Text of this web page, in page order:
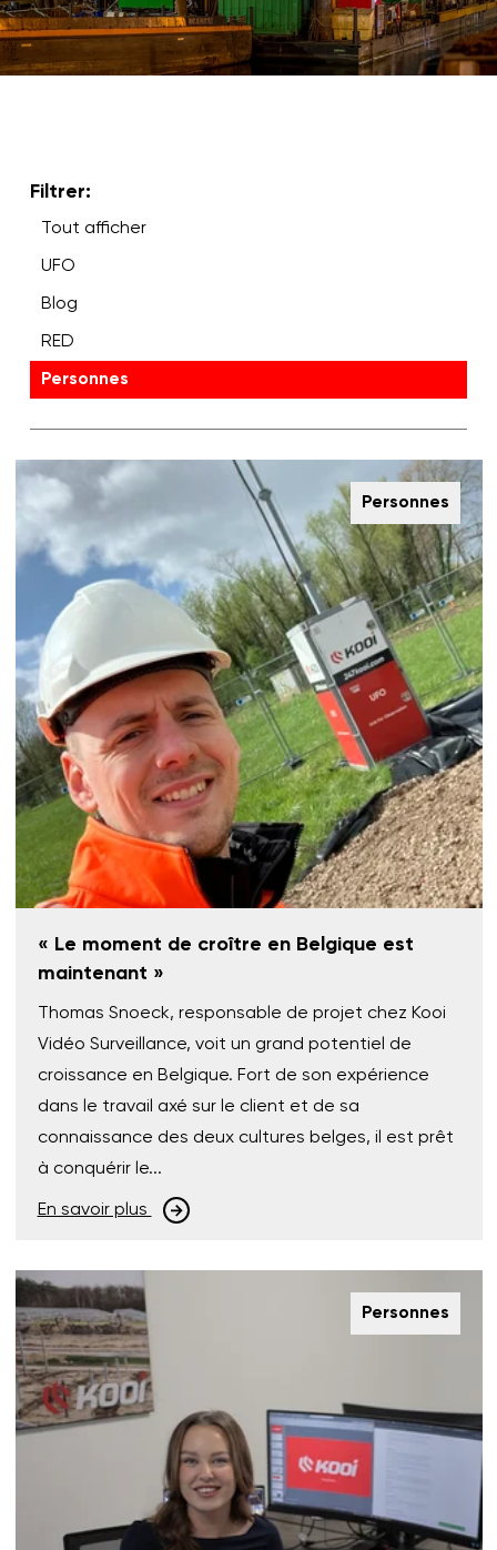
Filtrer:
Tout afficher
UFO
Blog
RED
Personnes
Personnes
« Le moment de croître en Belgique est
maintenant »
Thomas Snoeck, responsable de projet chez Kooi
Vidéo Surveillance, voit un grand potentiel de
croissance en Belgique. Fort de son expérience
dans le travail axé sur le client et de sa
connaissance des deux cultures belges, il est prêt
à conquérir le...
En savoir plus
Personnes